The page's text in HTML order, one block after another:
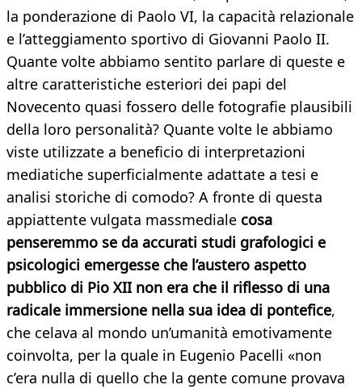
la ponderazione di Paolo VI, la capacità relazionale
e l’atteggiamento sportivo di Giovanni Paolo II.
Quante volte abbiamo sentito parlare di queste e
altre caratteristiche esteriori dei papi del
Novecento quasi fossero delle fotografie plausibili
della loro personalità? Quante volte le abbiamo
viste utilizzate a beneficio di interpretazioni
mediatiche superficialmente adattate a tesi e
analisi storiche di comodo? A fronte di questa
appiattente vulgata massmediale cosa
penseremmo se da accurati studi grafologici e
psicologici emergesse che l’austero aspetto
pubblico di Pio XII non era che il riflesso di una
radicale immersione nella sua idea di pontefice,
che celava al mondo un’umanità emotivamente
coinvolta, per la quale in Eugenio Pacelli «non
c’era nulla di quello che la gente comune provava